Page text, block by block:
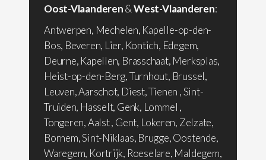
Oost-Vlaanderen&West-Vlaanderen:
Antwerpen, Mechelen, Kapelle-op-den-
Bos, Beveren, Lier, Kontich, Edegem,
Deurne, Kapellen, Brasschaat, Merksplas,
Heist-op-den-Berg, Turnhout, Brussel,
Leuven, Aarschot, Diest, Tienen , Sint-
Truiden, Hasselt, Genk, Lommel ,
Tongeren, Aalst , Gent, Lokeren, Zelzate,
Bornem, Sint-Niklaas, Brugge, Oostende,
Waregem, Kortrijk, Roeselare, Maldegem,